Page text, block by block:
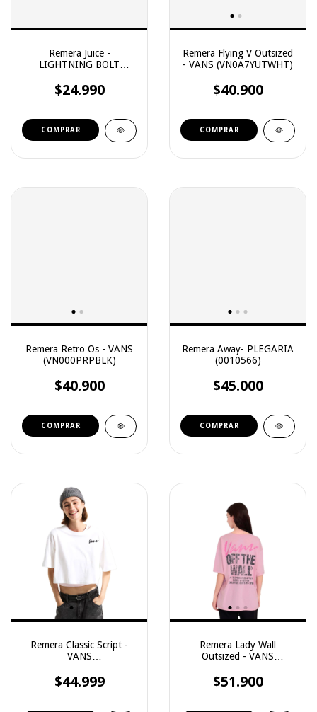
Remera Juice -
LIGHTNING BOLT
$24.990
Remera Flying V Outsized
- VANS (VN0A7YUTWHT)
$40.900
COMPRAR
Remera Retro Os - VANS
(VN000PRPBLK)
$40.900
COMPRAR
Remera Away- PLEGARIA
(0010566)
$45.000
COMPRAR
Remera Classic Script -
VANS
$44.999
Remera Lady Wall
Outsized - VANS
$51.900